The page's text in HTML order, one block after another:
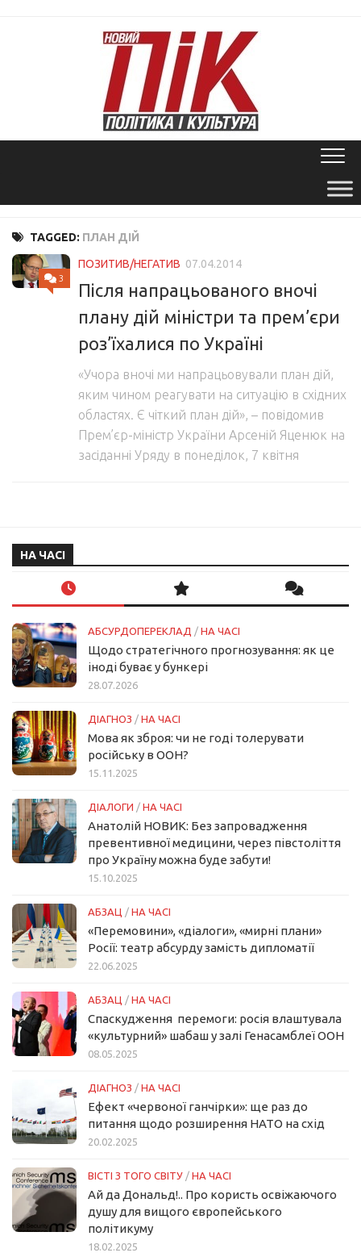
TAGGED: ПЛАН ДІЙ
3
ПОЗИТИВ/НЕГАТИВ 07.04.2014
Після напрацьованого вночі
плану дій міністри та прем’єри
роз’їхалися по Україні
«Учора вночі ми напрацьовували план дій,
яким чином реагувати на ситуацію в східних
областях. Є чіткий план дій», – повідомив
Прем’єр-міністр України Арсеній Яценюк на
засіданні Уряду в понеділок, 7 квітня
НА ЧАСІ
АБСУРДОПЕРЕКЛАД / НА ЧАСІ
Щодо стратегічного прогнозування: як це
іноді буває у бункері
28.07.2026
ДІАГНОЗ / НА ЧАСІ
Мова як зброя: чи не годі толерувати
російську в ООН?
15.11.2025
ДІАЛОГИ / НА ЧАСІ
Анатолій НОВИК: Без запровадження
превентивної медицини, через півстоліття
про Україну можна буде забути!
15.10.2025
АБЗАЦ / НА ЧАСІ
«Перемовини», «діалоги», «мирні плани»
Росії: театр абсурду замість дипломатії
22.06.2025
АБЗАЦ / НА ЧАСІ
Спаскудження перемоги: росія влаштувала
«культурний» шабаш у залі Генасамблеї ООН
08.05.2025
ДІАГНОЗ / НА ЧАСІ
Ефект «червоної ганчірки»: ще раз до
питання щодо розширення НАТО на схід
20.02.2025
ВІСТІ З ТОГО СВІТУ / НА ЧАСІ
Ай да Дональд!.. Про користь освіжаючого
душу для вищого європейського
політикуму
18.02.2025